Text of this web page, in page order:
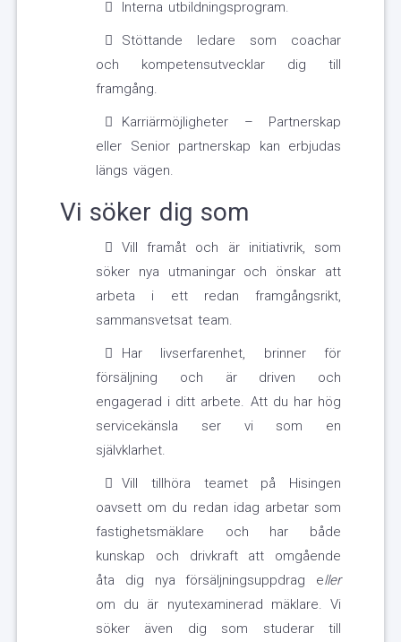
Interna utbildningsprogram.
Stöttande ledare som coachar
och kompetensutvecklar dig till
framgång.
Karriärmöjligheter – Partnerskap
eller Senior partnerskap kan erbjudas
längs vägen.
Vi söker dig som
Vill framåt och är initiativrik, som
söker nya utmaningar och önskar att
arbeta i ett redan framgångsrikt,
sammansvetsat team.
Har livserfarenhet, brinner för
försäljning och är driven och
engagerad i ditt arbete. Att du har hög
servicekänsla ser vi som en
självklarhet.
Vill tillhöra teamet på Hisingen
oavsett om du redan idag arbetar som
fastighetsmäklare och har både
kunskap och drivkraft att omgående
åta dig nya försäljningsuppdrag eller
om du är nyutexaminerad mäklare. Vi
söker även dig som studerar till